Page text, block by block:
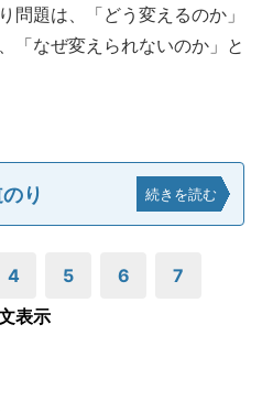
問題は、「どう変えるのか」
「なぜ変えられないのか」と
り 続きを読む
4 5 6
7
表示